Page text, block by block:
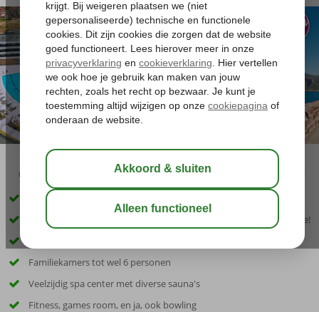
03:00 aug 29°C
Inclusief huurauto!
Gratis onbeperkt toegang tot het grootste aqua park van Bulgarije!
Familiekamers tot wel 6 personen
Veelzijdig spa center met diverse sauna's
Fitness, games room, en ja, ook bowling